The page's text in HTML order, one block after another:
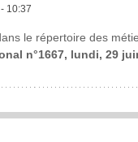
10:37
le répertoire des
n°1667, lundi, 29